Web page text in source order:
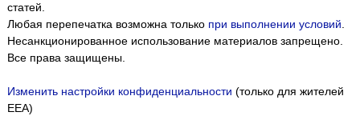
статей.
Любая перепечатка возможна только при выполнении условий.
Несанкционированное использование материалов запрещено.
Все права защищены.
Изменить настройки конфиденциальности (только для жителей
EEA)